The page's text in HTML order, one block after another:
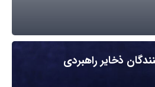
ذخایر راهبردی